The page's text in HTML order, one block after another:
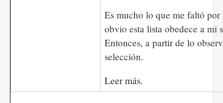
Es mucho lo que me faltó
obvio esta lista obedece a mi
Entonces, a partir de lo
selección.
Leer más.